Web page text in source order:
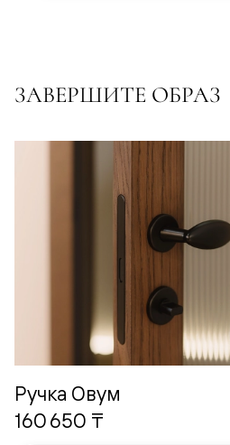
ЗАВЕРШИТЕ ОБРАЗ
Ручка Овум
160 650 ₸